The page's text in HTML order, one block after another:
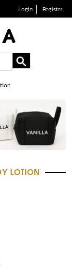
Login Register
LOTION